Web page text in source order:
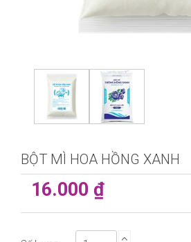
BỘT MÌ HOA HỒNG XANH
16.000 ₫